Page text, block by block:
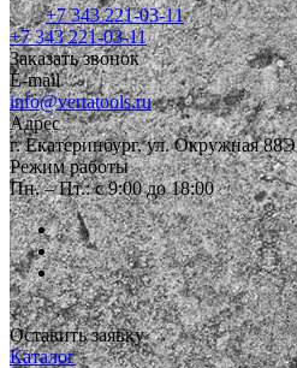
+7 343 221-03-11
+7 343 221-03-11
Заказать звонок
E-mail
info@vertatools.ru
Адрес
г. Екатеринбург, ул. Окружная 88Э
Режим работы
Пн. – Пт.: с 9:00 до 18:00
Оставить заявку
Каталог